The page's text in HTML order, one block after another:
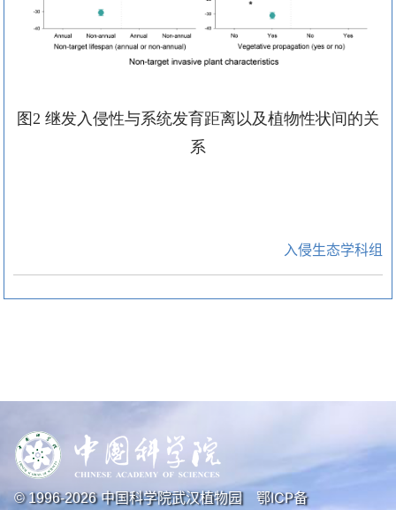
图 2 继发入侵性与系统发育距离以及植物性状间的关
系
入侵生态学科组
© 1996-2026中国科学院武汉植物园 鄂ICP备